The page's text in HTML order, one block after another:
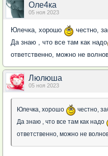
Оле4ка
05 ноя 2023
Юлечка, хорошо
честно,
Да знаю , что все там как надо
ответственно, можно не
Люлюша
05 ноя 2023
Юлечка, хорошо
честно,
Да знаю , что все там как надо
ответственно, можно не